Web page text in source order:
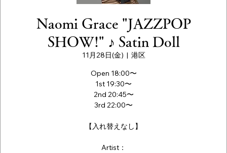
Naomi Grace "JAZZPOP
SHOW!" ♪ Satin Doll
11月28日(金)
  |
港区
Open 18:00〜
1st 19:30〜
2nd 20:45〜
3rd 22:00〜
【入れ替えなし】
Artist：